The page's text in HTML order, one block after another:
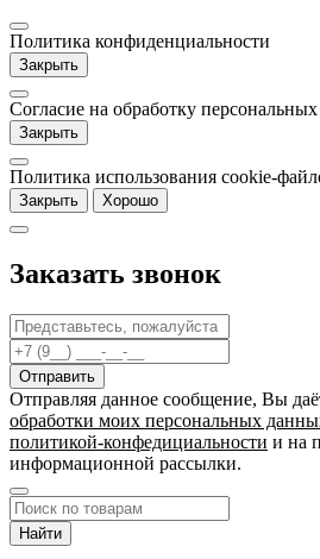
Политика конфиденциальности
Закрыть
Согласие на обработку
Закрыть
Политика использования cookie-
Закрыть Хорошо
Заказать звонок
Отправляя данное сообщение, Вы
обработки моих персональных
политикой-конфедициальности и на
информационной рассылки.